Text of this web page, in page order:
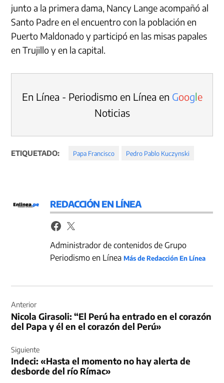
junto a la primera dama, Nancy Lange acompañó al
Santo Padre en el encuentro con la población en
Puerto Maldonado y participó en las misas papales
en Trujillo y en la capital.
En Línea - Periodismo en Línea en Google
Noticias
ETIQUETADO: Papa Francisco Pedro Pablo Kuczynski
REDACCIÓN EN LÍNEA
Administrador de contenidos de Grupo
Periodismo en LíneaMás de Redacción En Línea
de
entradas
Anterior
Nicola Girasoli: “El Perú ha entrado en el corazón
del Papa y él en el corazón del Perú»
Siguiente
Indeci: «Hasta el momento no hay alerta de
desborde del río Rímac»